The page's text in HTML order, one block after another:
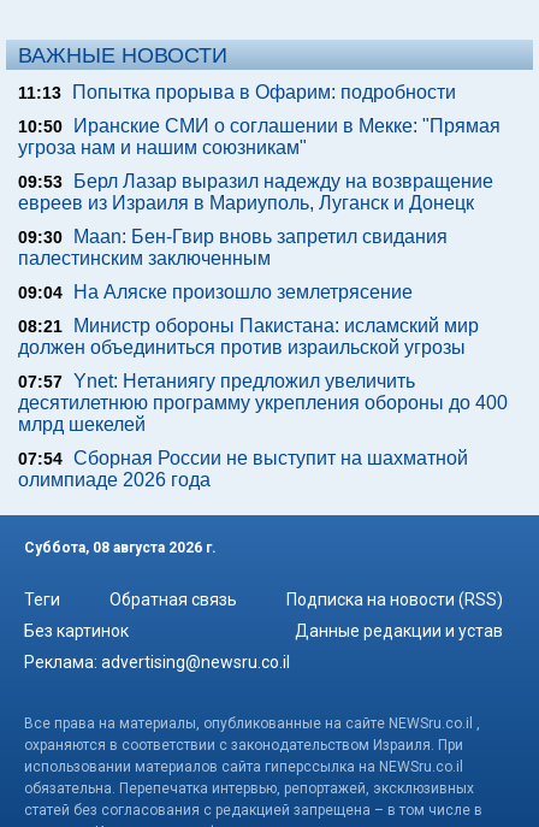
ВАЖНЫЕ НОВОСТИ
11:13 Попытка прорыва в Офарим: подробности
10:50
Иранские СМИ о соглашении в Мекке: "Прямая
угроза нам и нашим союзникам"
09:53
Берл Лазар выразил надежду на возвращение
евреев из Израиля в Мариуполь, Луганск и Донецк
09:30
Maan: Бен-Гвир вновь запретил свидания
палестинским заключенным
09:04 На Аляске произошло землетрясение
08:21
Министр обороны Пакистана: исламский мир
должен объединиться против израильской угрозы
07:57 Ynet: Нетаниягу предложил увеличить
десятилетнюю программу укрепления обороны до 400
млрд шекелей
07:54 Сборная России не выступит на шахматной
олимпиаде 2026 года
Суббота, 08 августа 2026 г.
Теги Обратная связь
Подписка на новости (RSS)
Без картинок
Данные редакции и устав
Реклама: advertising@newsru.co.il
Все права на материалы, опубликованные на сайте NEWSru.co.il ,
охраняются в соответствии с законодательством Израиля. При
использовании материалов сайта гиперссылка на NEWSru.co.il
обязательна. Перепечатка интервью, репортажей, эксклюзивных
статей без согласования с редакцией запрещена – в том числе в